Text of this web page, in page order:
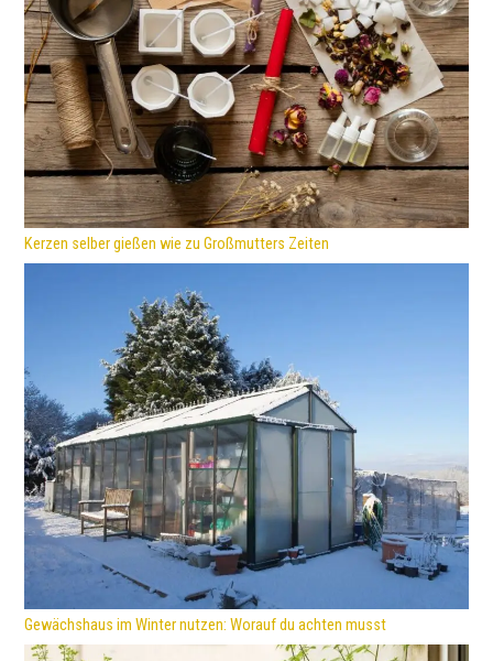
Kerzen selber gießen wie zu Großmutters Zeiten
Gewächshaus im Winter nutzen: Worauf du achten musst